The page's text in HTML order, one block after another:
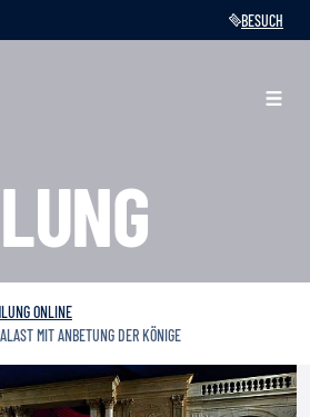
BESUCH
ONLINE
MIT ANBETUNG DER KÖNIGE